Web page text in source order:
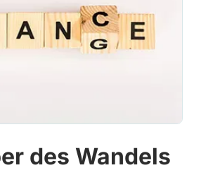
des Wandels